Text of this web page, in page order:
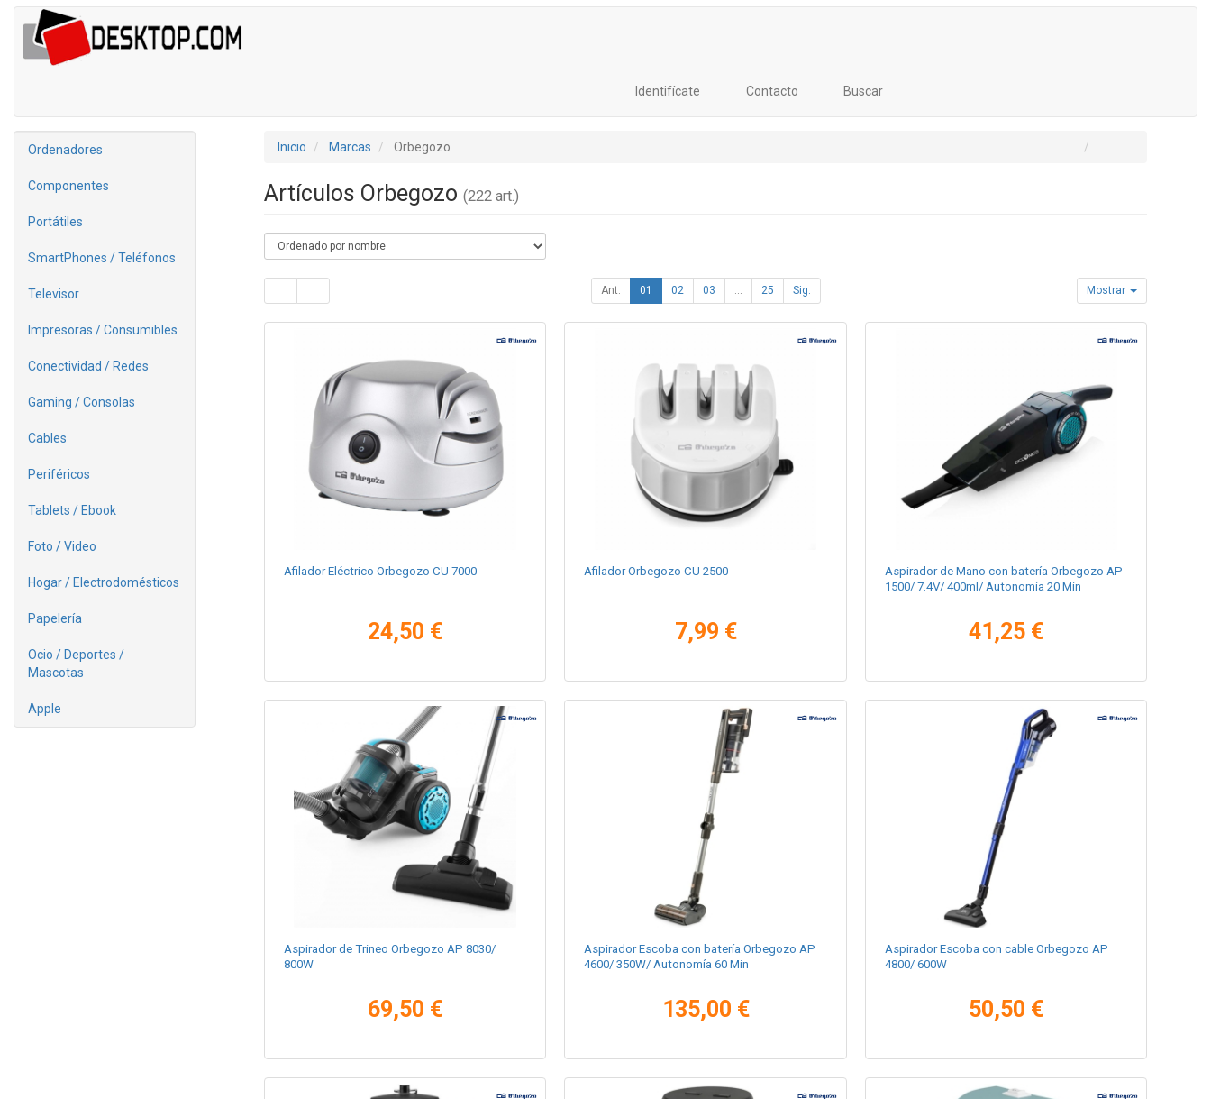
Identifícate Contacto Buscar
Ordenadores
Componentes
Portátiles
SmartPhones / Teléfonos
Televisor
Impresoras / Consumibles
Conectividad / Redes
Gaming / Consolas
Cables
Periféricos
Tablets / Ebook
Foto / Video
Hogar / Electrodomésticos
Papelería
Ocio / Deportes /
Mascotas
Apple
Inicio Marcas Orbegozo
Artículos Orbegozo (222 art.)
Ant. 01 02 03 ... 25 Sig. Mostrar
Afilador Eléctrico Orbegozo CU 7000
24,50 €
Afilador Orbegozo CU 2500
7,99 €
Aspirador de Mano con batería Orbegozo AP
1500/ 7.4V/ 400ml/ Autonomía 20 Min
41,25 €
Aspirador de Trineo Orbegozo AP 8030/
800W
69,50 €
Aspirador Escoba con batería Orbegozo AP
4600/ 350W/ Autonomía 60 Min
135,00 €
Aspirador Escoba con cable Orbegozo AP
4800/ 600W
50,50 €